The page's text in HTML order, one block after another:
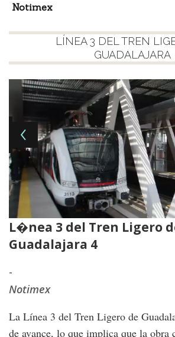
Notimex
LÍNEA 3 DEL TREN
GUADALAJARA
L�nea 3 del Tren Ligero
Guadalajara 4
-
Notimex
La Línea 3 del Tren Ligero de
de avance, lo que implica que la obra